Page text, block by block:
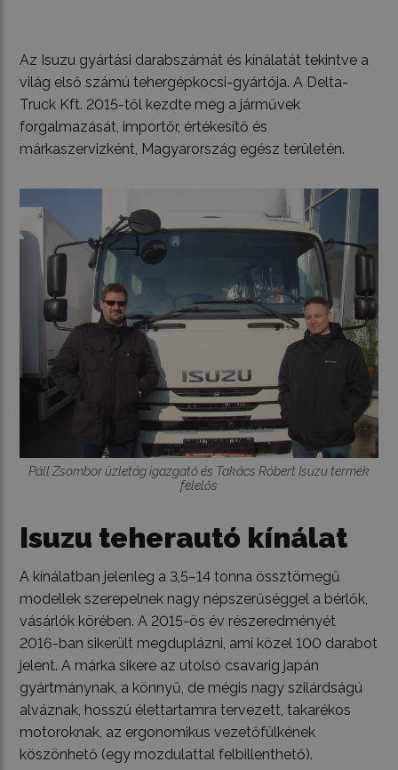
Az Isuzu gyártási darabszámát és kínálatát tekintve a
világ első számú tehergépkocsi-gyártója. A Delta-
Truck Kft. 2015-től kezdte meg a járművek
forgalmazását, importőr, értékesítő és
márkaszervizként, Magyarország egész területén.
Páll Zsombor üzletág igazgató és Takács Róbert Isuzu termék
felelős
Isuzu teherautó kínálat
A kínálatban jelenleg a 3,5–14 tonna össztömegű
modellek szerepelnek nagy népszerűséggel a bérlők,
vásárlók körében. A 2015-ös év részeredményét
2016-ban sikerült megduplázni, ami közel 100 darabot
jelent. A márka sikere az utolsó csavarig japán
gyártmánynak, a könnyű, de mégis nagy szilárdságú
alváznak, hosszú élettartamra tervezett, takarékos
motoroknak, az ergonomikus vezetőfülkének
köszönhető (egy mozdulattal felbillenthető).